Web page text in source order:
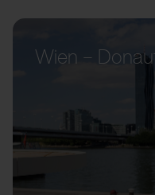
Wien –